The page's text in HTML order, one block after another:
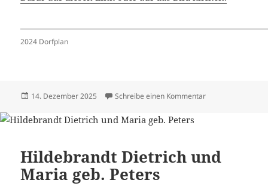
2024 Dorfplan
Veröffentlicht
14. Dezember 2025 Schreibe einen Kommentarzu Häuser 2024 –
Hildebrandt Dietrich und
Maria geb. Peters